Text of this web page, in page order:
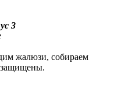
3
жалюзи, собираем